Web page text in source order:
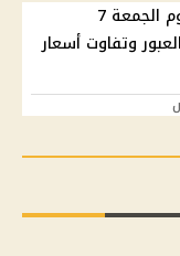
أسعار الخضار والفاكهة اليوم الجمعة 7
العبور وتفاوت أسعار